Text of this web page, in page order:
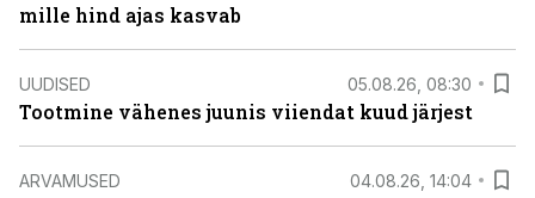
mille hind ajas kasvab
UUDISED 05.08.26, 08:30
Tootmine vähenes juunis viiendat kuud järjest
ARVAMUSED 04.08.26, 14:04